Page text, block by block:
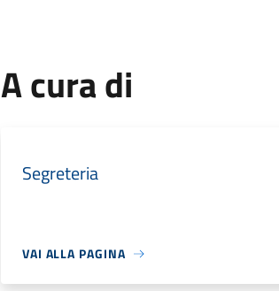
A cura di
Segreteria
VAI ALLA PAGINA